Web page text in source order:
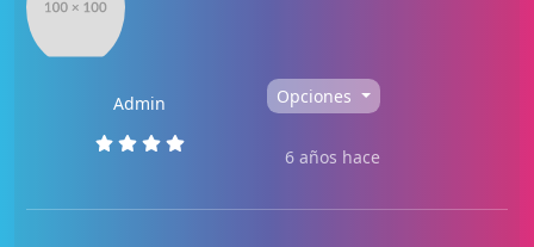
Admin Opciones
6 años hace